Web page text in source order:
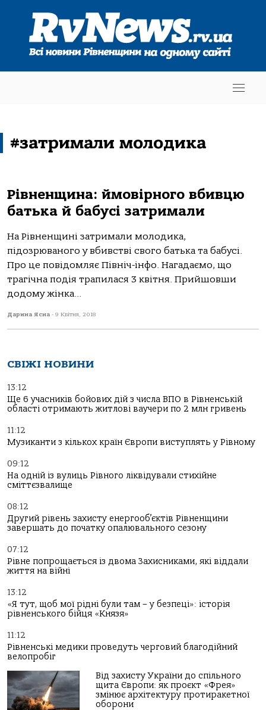
#затримали молодика
Рівненщина: ймовірного вбивцю
батька й бабусі затримали
На Рівненщині затримали молодика,
підозрюваного у вбивстві свого батька та бабусі.
Про це повідомляє Північ-інфо. Нагадаємо, що
трагічна подія трапилася 3 квітня. Прийшовши
додому жінка...
Дарина Ясна - 9 Квітня, 2018
СВІЖІ НОВИНИ
13:12
Ще 6 учасників бойових дій з числа ВПО в Рівненській
області отримають житлові ваучери по 2 млн гривень
11:12
Музиканти з кількох країн Європи виступлять у Рівному
09:12
На одній із вулиць Рівного ліквідували стихійне
сміттєзвалище
08:12
Другий рівень захисту енергооб’єктів Рівненщини
завершать до початку опалювального сезону
07:12
Рівне попрощається із двома Захисниками, які віддали
життя на війні
13:12
«Я тут, щоб мої рідні були там – у безпеці»: історія
рівненського бійця «Князя»
11:12
Рівненські медики проведуть черговий благодійний
велопробіг
Від захисту України до спільного
щита Європи: як проєкт «Фрея»
змінює архітектуру протиракетної
оборони